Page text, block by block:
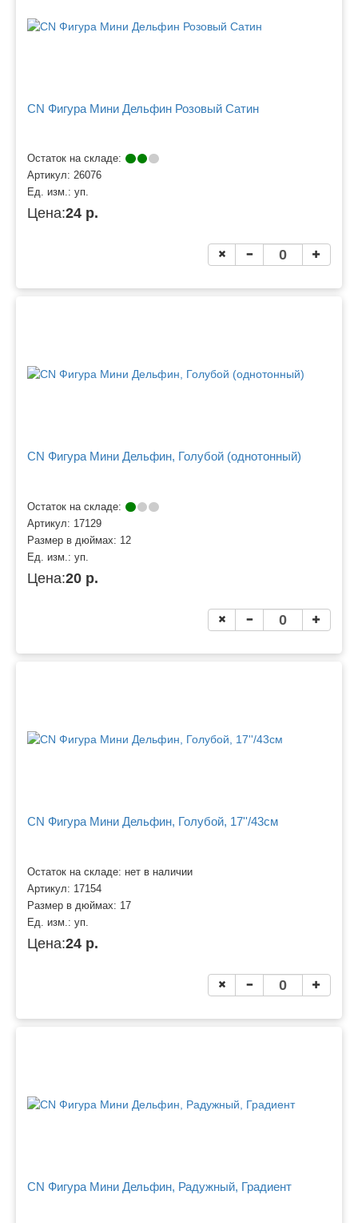
CN Фигура Мини Дельфин Розовый Сатин
Остаток на складе:
Артикул: 26076
Ед. изм.: уп.
Цена:24 р.
CN Фигура Мини Дельфин, Голубой (однотонный)
Остаток на складе:
Артикул: 17129
Размер в дюймах: 12
Ед. изм.: уп.
Цена:20 р.
CN Фигура Мини Дельфин, Голубой, 17''/43см
Остаток на складе: нет в наличии
Артикул: 17154
Размер в дюймах: 17
Ед. изм.: уп.
Цена:24 р.
CN Фигура Мини Дельфин, Радужный, Градиент